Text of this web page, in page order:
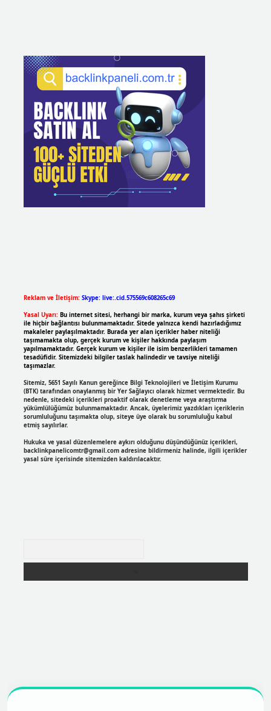
Reklam ve İletişim: Skype: live:.cid.575569c608265c69
Yasal Uyarı: Bu internet sitesi, herhangi bir marka, kurum veya şahıs şirketi
ile hiçbir bağlantısı bulunmamaktadır. Sitede yalnızca kendi hazırladığımız
makaleler paylaşılmaktadır. Burada yer alan içerikler haber niteliği
taşımamakta olup, gerçek kurum ve kişiler hakkında paylaşım
yapılmamaktadır. Gerçek kurum ve kişiler ile isim benzerlikleri tamamen
tesadüfidir. Sitemizdeki bilgiler taslak halindedir ve tavsiye niteliği
taşımazlar.
Sitemiz, 5651 Sayılı Kanun gereğince Bilgi Teknolojileri ve İletişim Kurumu
(BTK) tarafından onaylanmış bir Yer Sağlayıcı olarak hizmet vermektedir. Bu
nedenle, sitedeki içerikleri proaktif olarak denetleme veya araştırma
yükümlülüğümüz bulunmamaktadır. Ancak, üyelerimiz yazdıkları içeriklerin
sorumluluğunu taşımakta olup, siteye üye olarak bu sorumluluğu kabul
etmiş sayılırlar.
Hukuka ve yasal düzenlemelere aykırı olduğunu düşündüğünüz içerikleri,
backlinkpanelicomtr@gmail.comadresine bildirmeniz halinde, ilgili içerikler
yasal süre içerisinde sitemizden kaldırılacaktır.